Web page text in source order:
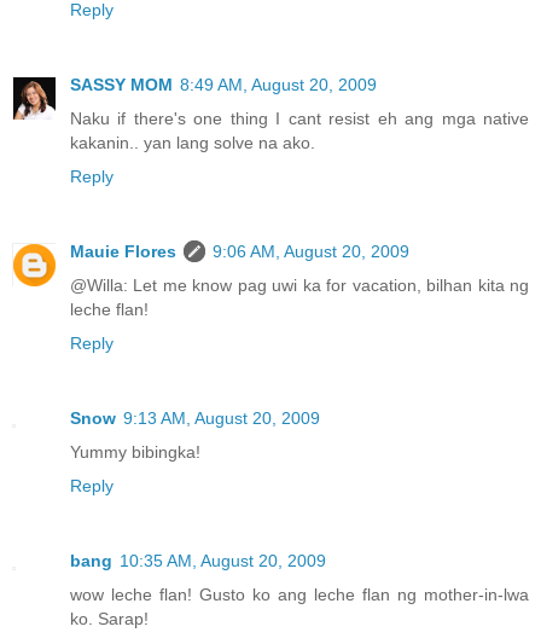
Reply
SASSY MOM 8:49 AM, August 20, 2009
Naku if there's one thing I cant resist eh ang mga native
kakanin.. yan lang solve na ako.
Reply
Mauie Flores
9:06 AM, August 20, 2009
@Willa: Let me know pag uwi ka for vacation, bilhan kita ng
leche flan!
Reply
Snow 9:13 AM, August 20, 2009
Yummy bibingka!
Reply
bang 10:35 AM, August 20, 2009
wow leche flan! Gusto ko ang leche flan ng mother-in-lwa
ko. Sarap!